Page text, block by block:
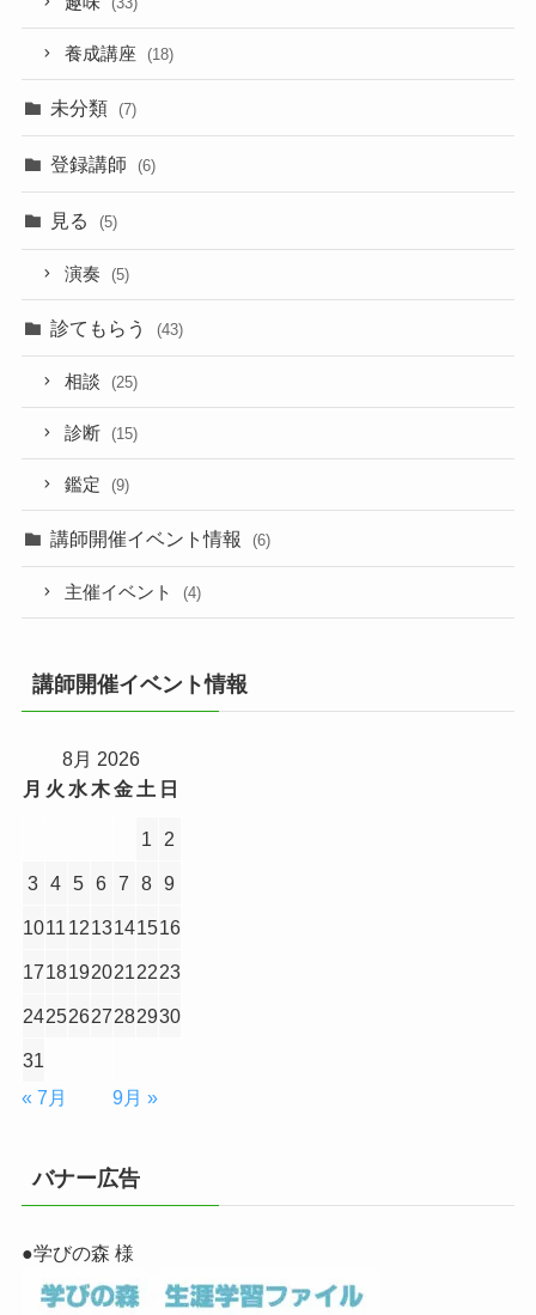
養成講座 (18)
未分類 (7)
登録講師 (6)
見る (5)
演奏 (5)
診てもらう (43)
相談 (25)
診断 (15)
鑑定 (9)
講師開催イベント情報 (6)
主催イベント (4)
講師開催イベント情報
8月 2026
月 火 水木金 土 日
1 2
3 4 5 6 7 8 9
1011 1213141516
17181920212223
24252627282930
31
« 7月
9月 »
バナー広告
●学びの森 様